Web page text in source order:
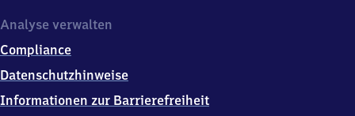
3
7
3
(Sieg)
Analyse verwalten
Compliance
Datenschutzhinweise
Informationen zur Barrierefreiheit